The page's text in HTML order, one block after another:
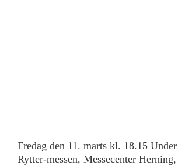
Fredag den 11. marts kl. 18.15
Rytter-messen, Messecenter Herning,